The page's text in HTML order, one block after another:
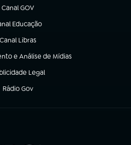
Canal GOV
(abre em nova aba)
Educação
em nova aba)
Canal Libras
(abre em nova aba)
e Análise de Mídias
aba)
Legal
em nova aba)
Rádio Gov
(abre em nova aba)